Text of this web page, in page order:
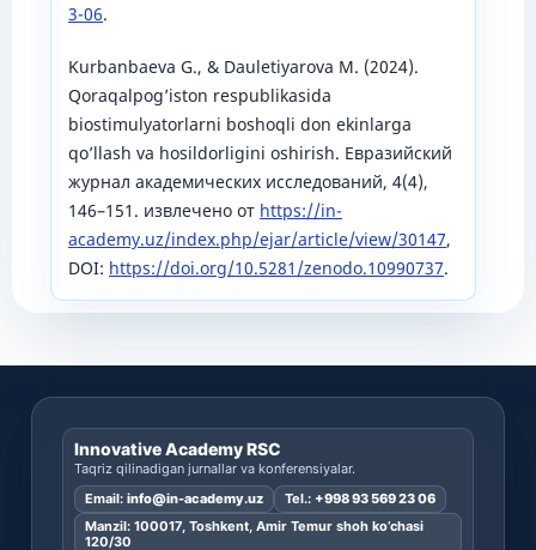
3-06.
Kurbanbaeva G., & Dauletiyarova M. (2024).
Qoraqalpog’iston respublikasida
biostimulyatorlarni boshoqli don ekinlarga
qo’llash va hosildorligini oshirish. Евразийский
журнал академических исследований, 4(4),
146–151. извлечено от https://in-
academy.uz/index.php/ejar/article/view/30147,
DOI: https://doi.org/10.5281/zenodo.10990737.
Innovative Academy RSC
Taqriz qilinadigan jurnallar va konferensiyalar.
Email: info@in-academy.uz Tel.: +998 93 569 23 06
Manzil: 100017, Toshkent, Amir Temur shoh ko’chasi
120/30